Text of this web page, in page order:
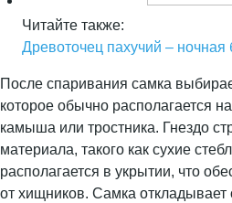
Читайте также:
Древоточец пахучий – ночная
После спаривания самка
которое обычно располагается
камыша или тростника. Гнездо
материала, такого как сухие
располагается в укрытии, что
от хищников. Самка откладывает